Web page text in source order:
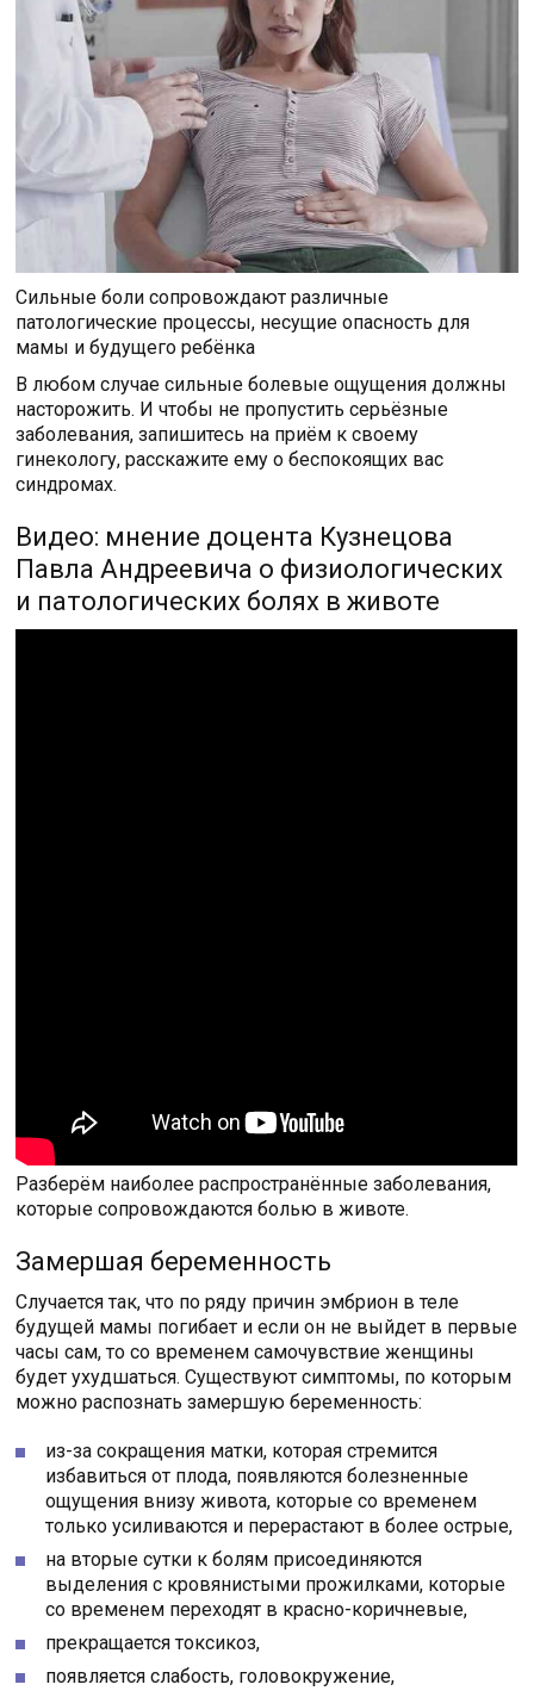
Сильные боли сопровождают различные
патологические процессы, несущие опасность для
мамы и будущего ребёнка
В любом случае сильные болевые ощущения должны
насторожить. И чтобы не пропустить серьёзные
заболевания, запишитесь на приём к своему
гинекологу, расскажите ему о беспокоящих вас
синдромах.
Видео: мнение доцента Кузнецова
Павла Андреевича о физиологических
и патологических болях в животе
Разберём наиболее распространённые заболевания,
которые сопровождаются болью в животе.
Замершая беременность
Случается так, что по ряду причин эмбрион в теле
будущей мамы погибает и если он не выйдет в первые
часы сам, то со временем самочувствие женщины
будет ухудшаться. Существуют симптомы, по которым
можно распознать замершую беременность:
из-за сокращения матки, которая стремится
избавиться от плода, появляются болезненные
ощущения внизу живота, которые со временем
только усиливаются и перерастают в более острые,
на вторые сутки к болям присоединяются
выделения с кровянистыми прожилками, которые
со временем переходят в красно-коричневые,
прекращается токсикоз,
появляется слабость, головокружение,